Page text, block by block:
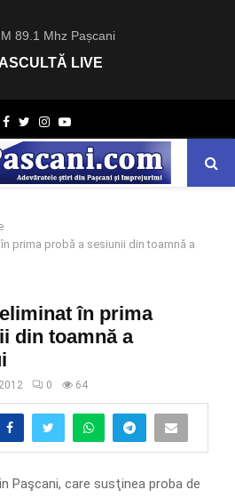
89.1 Mhz Pașcani
ASCULTĂ LIVE
Facebook
TwitterInstagram
Youtube
prima probă a sesiunii din toamnă a
în prima
din toamnă a
0 64
Paşcani, care susţinea proba de